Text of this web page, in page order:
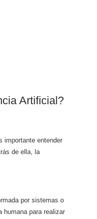
Artificial?
importante entender
de ella, la
por sistemas o
humana para realizar